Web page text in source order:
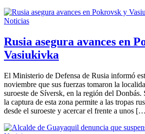
Noticias
Rusia asegura avances en
Vasiukivka
El Ministerio de Defensa de Rusia informó
noviembre que sus fuerzas tomaron la
suroeste de Síversk, en la región del Donbás.
la captura de esta zona permite a las tropas
desde el suroeste y acercar el frente a unos